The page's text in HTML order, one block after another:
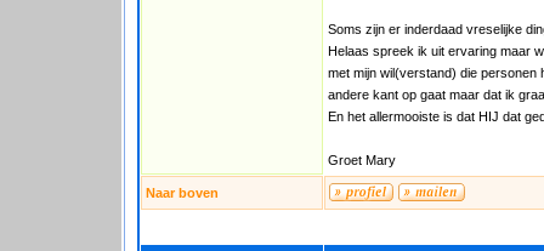
Soms zijn er inderdaad vreselijke
Helaas spreek ik uit ervaring maar
met mijn wil(verstand) die personen
andere kant op gaat maar dat ik
En het allermooiste is dat HIJ dat
Groet Mary
Naar boven